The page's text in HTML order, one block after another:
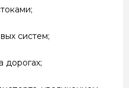
систем;
дорогах;